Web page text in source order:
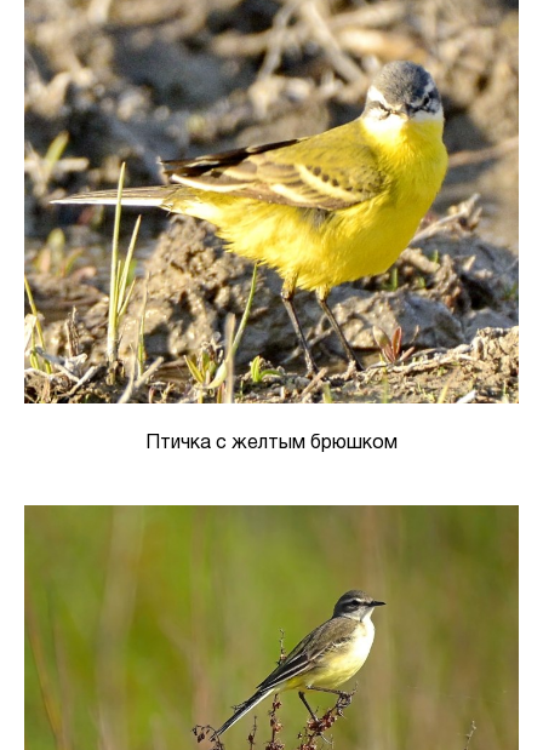
Птичка с желтым брюшком